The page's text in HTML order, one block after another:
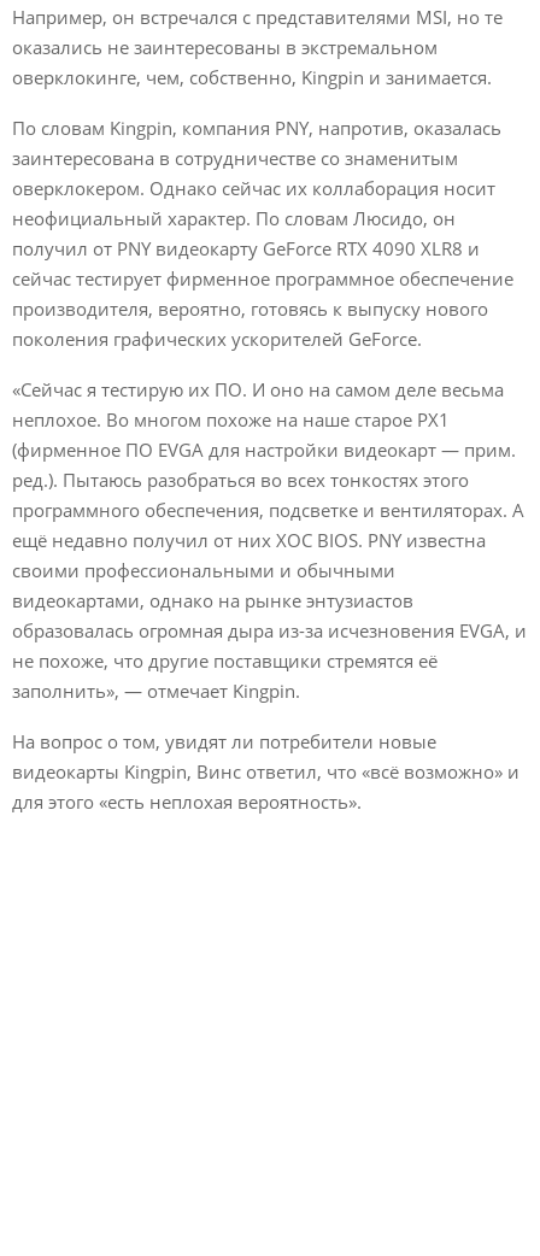
Например, он встречался с представителями MSI, но те
оказались не заинтересованы в экстремальном
оверклокинге, чем, собственно, Kingpin и занимается.
По словам Kingpin, компания PNY, напротив, оказалась
заинтересована в сотрудничестве со знаменитым
оверклокером. Однако сейчас их коллаборация носит
неофициальный характер. По словам Люсидо, он
получил от PNY видеокарту GeForce RTX 4090 XLR8 и
сейчас тестирует фирменное программное обеспечение
производителя, вероятно, готовясь к выпуску нового
поколения графических ускорителей GeForce.
«Сейчас я тестирую их ПО. И оно на самом деле весьма
неплохое. Во многом похоже на наше старое PX1
(фирменное ПО EVGA для настройки видеокарт — прим.
ред.). Пытаюсь разобраться во всех тонкостях этого
программного обеспечения, подсветке и вентиляторах. А
ещё недавно получил от них XOC BIOS. PNY известна
своими профессиональными и обычными
видеокартами, однако на рынке энтузиастов
образовалась огромная дыра из-за исчезновения EVGA, и
не похоже, что другие поставщики стремятся её
заполнить», — отмечает Kingpin.
На вопрос о том, увидят ли потребители новые
видеокарты Kingpin, Винс ответил, что «всё возможно» и
для этого «есть неплохая вероятность».